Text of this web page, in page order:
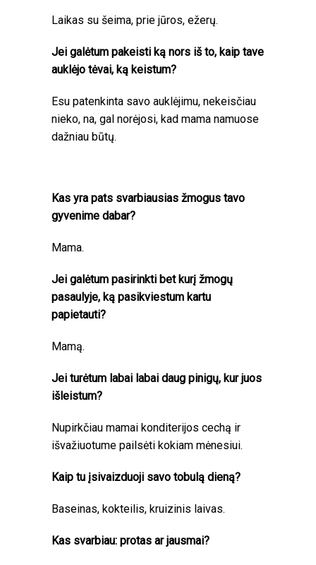
Laikas su šeima, prie jūros, ežerų.
Jei galėtum pakeisti ką nors iš to, kaip tave
auklėjo tėvai, ką keistum?
Esu patenkinta savo auklėjimu, nekeisčiau
nieko, na, gal norėjosi, kad mama namuose
dažniau būtų.
Kas yra pats svarbiausias žmogus tavo
gyvenime dabar?
Mama.
Jei galėtum pasirinkti bet kurį žmogų
pasaulyje, ką pasikviestum kartu
papietauti?
Mamą.
Jei turėtum labai labai daug pinigų, kur juos
išleistum?
Nupirkčiau mamai konditerijos cechą ir
išvažiuotume pailsėti kokiam mėnesiui.
Kaip tu įsivaizduoji savo tobulą dieną?
Baseinas, kokteilis, kruizinis laivas.
Kas svarbiau: protas ar jausmai?